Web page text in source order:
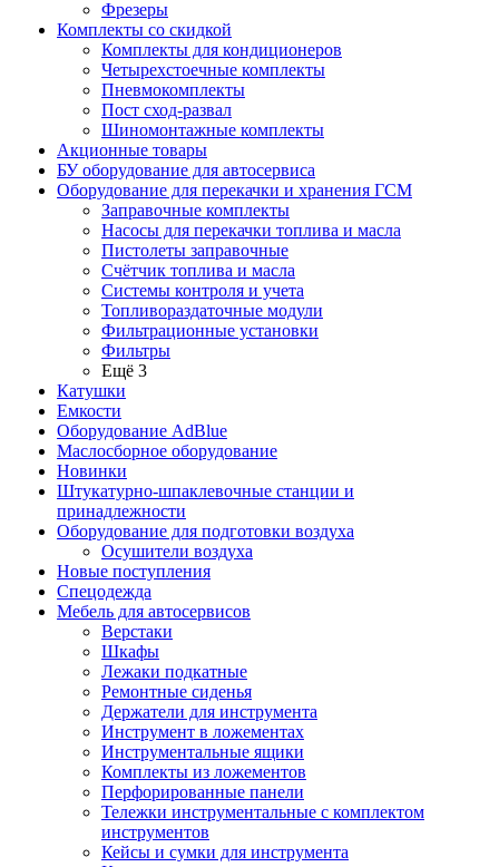
Фрезеры
Комплекты со скидкой
Комплекты для кондиционеров
Четырехстоечные комплекты
Пневмокомплекты
Пост сход-развал
Шиномонтажные комплекты
Акционные товары
БУ оборудование для автосервиса
Оборудование для перекачки и хранения ГСМ
Заправочные комплекты
Насосы для перекачки топлива и масла
Пистолеты заправочные
Счётчик топлива и масла
Системы контроля и учета
Топливораздаточные модули
Фильтрационные установки
Фильтры
Ещё 3
Катушки
Емкости
Оборудование AdBlue
Маслосборное оборудование
Новинки
Штукатурно-шпаклевочные станции и
принадлежности
Оборудование для подготовки воздуха
Осушители воздуха
Новые поступления
Спецодежда
Мебель для автосервисов
Верстаки
Шкафы
Лежаки подкатные
Ремонтные сиденья
Держатели для инструмента
Инструмент в ложементах
Инструментальные ящики
Комплекты из ложементов
Перфорированные панели
Тележки инструментальные с комплектом
инструментов
Кейсы и сумки для инструмента